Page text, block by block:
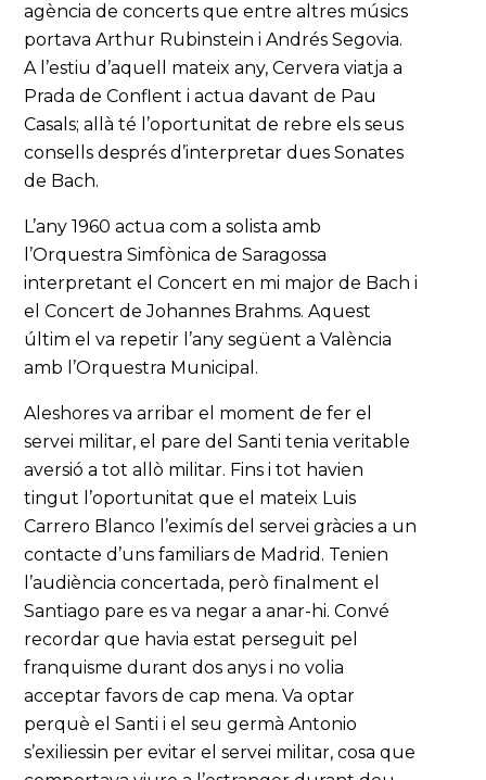
agència de concerts que entre altres músics
portava Arthur Rubinstein i Andrés Segovia.
A l’estiu d’aquell mateix any, Cervera viatja a
Prada de Conflent i actua davant de Pau
Casals; allà té l’oportunitat de rebre els seus
consells després d’interpretar dues Sonates
de Bach.
L’any 1960 actua com a solista amb
l’Orquestra Simfònica de Saragossa
interpretant el Concert en mi major de Bach i
el Concert de Johannes Brahms. Aquest
últim el va repetir l’any següent a València
amb l’Orquestra Municipal.
Aleshores va arribar el moment de fer el
servei militar, el pare del Santi tenia veritable
aversió a tot allò militar. Fins i tot havien
tingut l’oportunitat que el mateix Luis
Carrero Blanco l’eximís del servei gràcies a un
contacte d’uns familiars de Madrid. Tenien
l’audiència concertada, però finalment el
Santiago pare es va negar a anar-hi. Convé
recordar que havia estat perseguit pel
franquisme durant dos anys i no volia
acceptar favors de cap mena. Va optar
perquè el Santi i el seu germà Antonio
s’exiliessin per evitar el servei militar, cosa que